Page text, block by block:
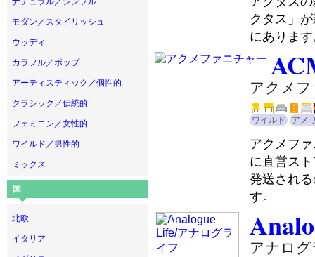
モダン／スタイリッシュ
ウッディ
カラフル／ポップ
アーティスティック／個性的
クラシック／伝統的
フェミニン／女性的
ワイルド／男性的
ミックス
国
北欧
イタリア
クタス」
にありま
アクメ
ワイルド アメ
アクメフ
に直営ス
発送され
す。
アナロ